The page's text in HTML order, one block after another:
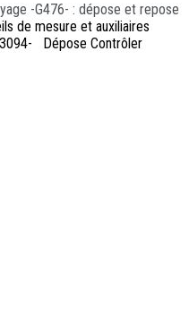
-G476- : dépose et repose
de mesure et auxiliaires
Dépose Contrôler